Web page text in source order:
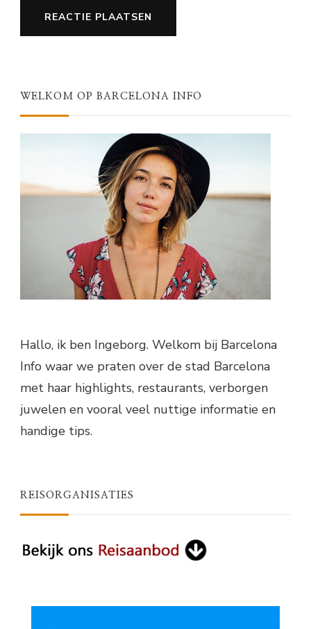
WELKOM OP BARCELONA INFO
Hallo, ik ben Ingeborg. Welkom bij Barcelona
Info waar we praten over de stad Barcelona
met haar highlights, restaurants, verborgen
juwelen en vooral veel nuttige informatie en
handige tips.
REISORGANISATIES